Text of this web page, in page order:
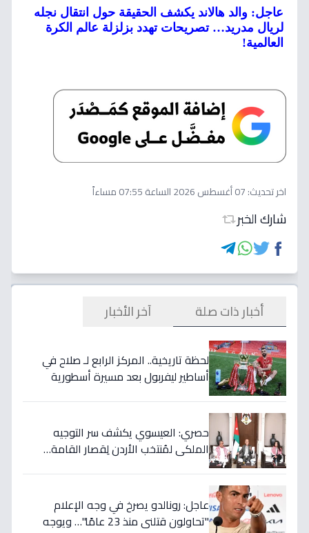
عاجل: والد هالاند يكشف الحقيقة حول انتقال نجله
لريال مدريد… تصريحات تهدد بزلزلة عالم الكرة
العالمية!
اخر تحديث:07 أغسطس 2026 الساعة 07:55 مساءاً
شارك الخبر
أخبار ذات صلة آخر الأخبار
لحظة تاريخية.. المركز الرابع لـ صلاح في
أساطير ليفربول بعد مسيرة أسطورية
حصري: العيسوي يكشف سر التوجيه
الملكي لمُنتخب الأردن لِقصار القامة…
عاجل: رونالدو يصرخ في وجه الإعلام
"تحاولون قتلني منذ 23 عامًا"… ويوجه